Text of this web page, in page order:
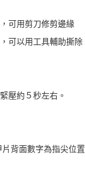
可用剪刀修剪邊緣
可以用工具輔助撕除
壓約５秒左右。
背面數字為指尖位置